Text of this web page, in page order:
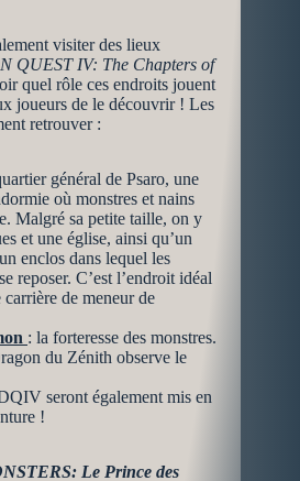
visiter des lieux
QUEST IV: The Chapters of
quel rôle ces endroits jouent
joueurs de le découvrir ! Les
retrouver :
général de Psaro, une
où monstres et nains
Malgré sa petite taille, on y
et une église, ainsi qu’un
enclos dans lequel les
reposer. C’est l’endroit idéal
de meneur de
: la forteresse des monstres.
du Zénith observe le
seront également mis en
!
Le Prince des